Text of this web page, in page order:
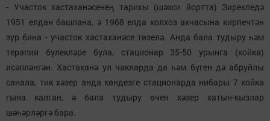
- Участок хастаханәсенең тарихы (шәхси йортта) Зирекледә
1951 елдан башлана, ә 1968 елда колхоз акчасына кирпечтән
зур бина - участок хастаханәсе төзелә. Анда бала тудыру һәм
терапия бүлекләре була, стационар 35-50 урынга (койка)
исәпләнгән. Хастаханә ул чакларда да һәм бүген дә абруйлы
санала, тик хәзер анда көндезге стационарда нибары 7 койка
гына калган, ә бала тудыру өчен хәзер хатын-кызлар
шәһәрләргә бара.